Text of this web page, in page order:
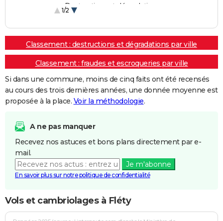
Destructions et dégradations
1/2
Classement : destructions et dégradations par ville
Classement : fraudes et escroqueries par ville
Si dans une commune, moins de cinq faits ont été recensés
au cours des trois dernières années, une donnée moyenne est
proposée à la place. Voir la méthodologie.
A ne pas manquer
Recevez nos astuces et bons plans directement par e-
mail.
Je m'abonne
En savoir plus sur notre politique de confidentialité
Vols et cambriolages à Fléty